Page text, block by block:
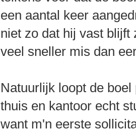
een aantal keer
niet zo dat hij vast blijft
veel sneller mis dan
Natuurlijk loopt de
thuis en kantoor echt
want m'n eerste